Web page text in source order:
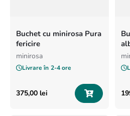
Buchet cu minirosa Pura
fericire
minirosa
Livrare în 2-4 ore
375,00 lei